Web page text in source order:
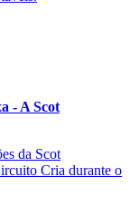
- A Scot
da Scot
Cria durante o